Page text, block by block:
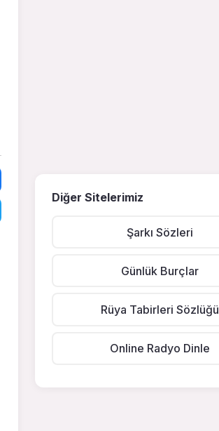
Diğer Sitelerimiz
Şarkı Sözleri
Günlük Burçlar
Rüya Tabirleri Sözlüğü
Online Radyo Dinle